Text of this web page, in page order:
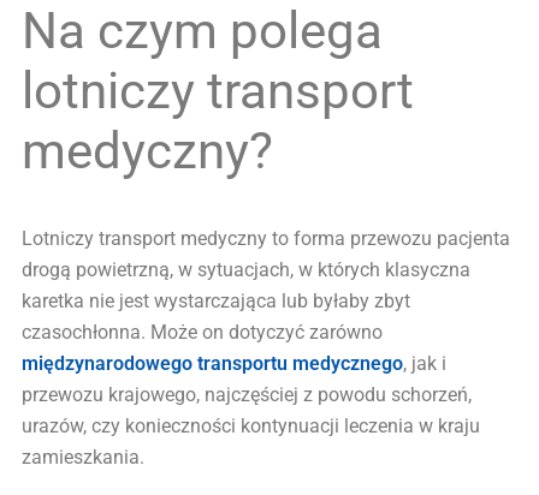
Na czym polega
lotniczy transport
medyczny?
Lotniczy transport medyczny to forma przewozu pacjenta
drogą powietrzną, w sytuacjach, w których klasyczna
karetka nie jest wystarczająca lub byłaby zbyt
czasochłonna. Może on dotyczyć zarówno
międzynarodowego transportu medycznego, jak i
przewozu krajowego, najczęściej z powodu schorzeń,
urazów, czy konieczności kontynuacji leczenia w kraju
zamieszkania.